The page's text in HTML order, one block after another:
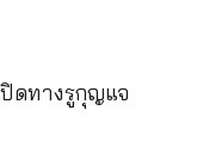
ปิดทางรูกุญแจ